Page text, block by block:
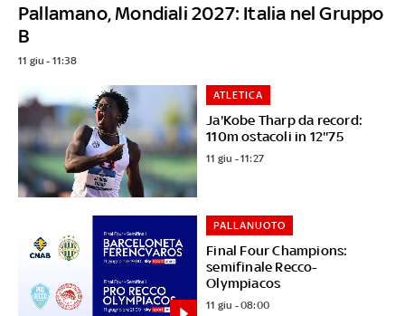
Pallamano, Mondiali 2027: Italia nel Gruppo
B
11 giu - 11:38
Ja'Kobe Tharp da record:
110m ostacoli in 12''75
ATLETICA
11 giu - 11:27
Final Four Champions:
semifinale Recco-
Olympiacos
PALLANUOTO
11 giu - 08:00